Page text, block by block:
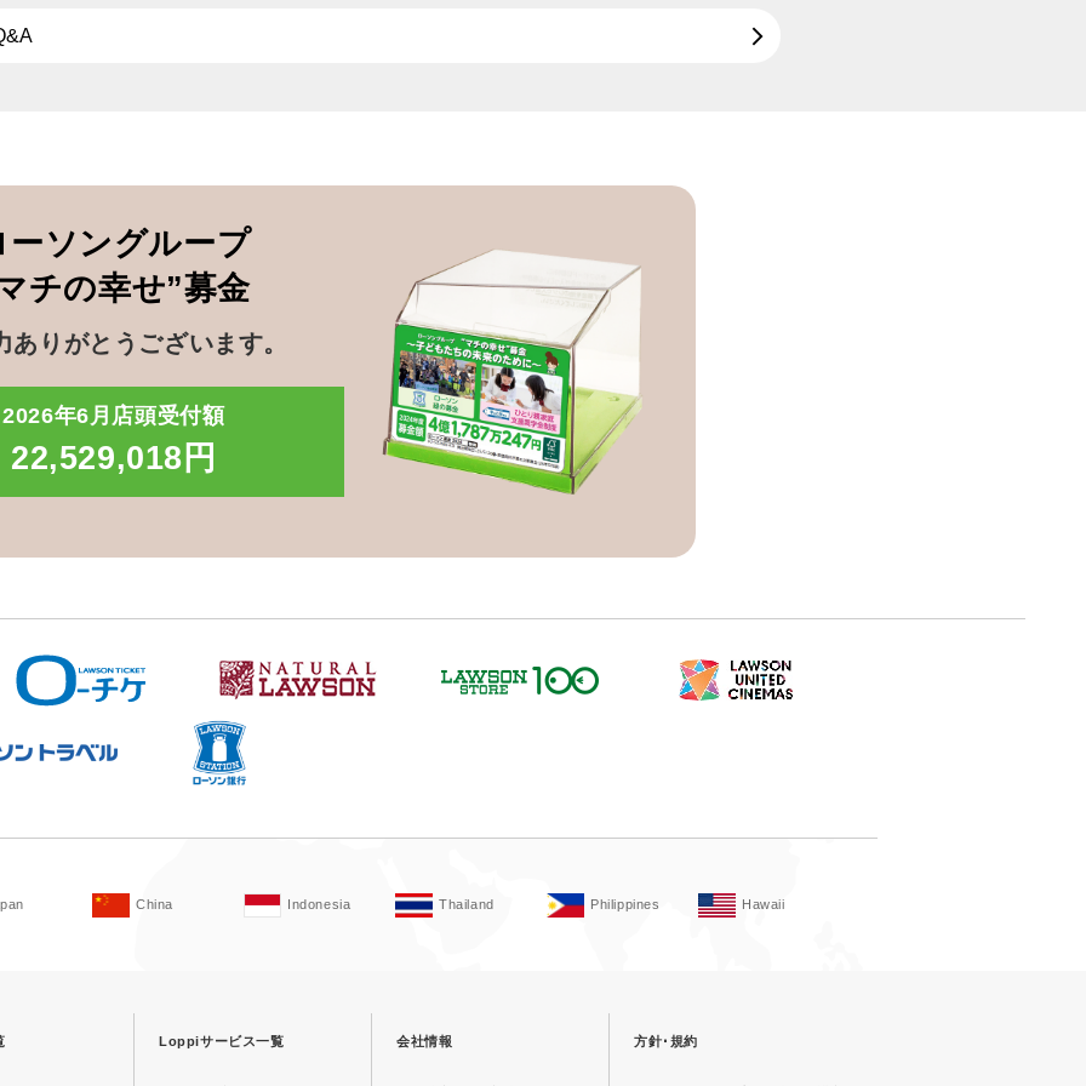
ーソングループ
チの幸せ”募金
ありがとうございます。
2026年6月店頭受付額
22,529,018円
China Indonesia Thailand Philippines Hawaii
Loppiサービス一覧 会社情報 方針･規約